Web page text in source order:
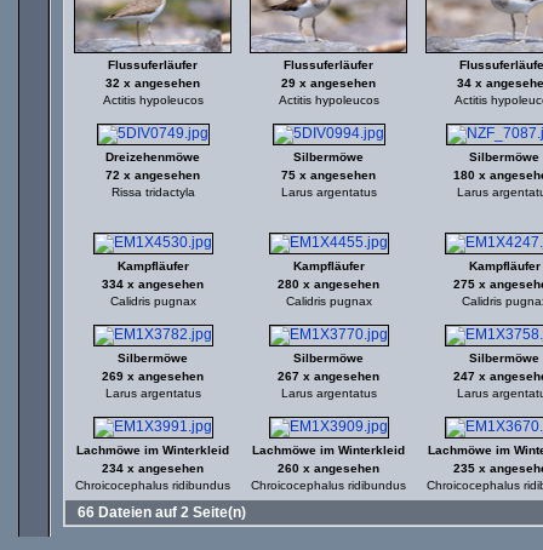
Flussuferläufer
32 x angesehen
Actitis hypoleucos
Flussuferläufer
29 x angesehen
Actitis hypoleucos
34 x
Actitis
Dreizehenmöwe
72 x angesehen
Rissa tridactyla
Silbermöwe
75 x angesehen
Larus argentatus
Silbermöwe
180 x
Larus
Kampfläufer
334 x angesehen
Calidris pugnax
Kampfläufer
280 x angesehen
Calidris pugnax
Kampfläufer
275 x
Calidris
Silbermöwe
269 x angesehen
Larus argentatus
Silbermöwe
267 x angesehen
Larus argentatus
Silbermöwe
247 x
Larus
Lachmöwe im Winterkleid
234 x angesehen
Chroicocephalus ridibundus
Lachmöwe im Winterkleid
260 x angesehen
Chroicocephalus ridibundus
Lachmöwe im
235 x
Chroicocephalus
66 Dateien auf 2 Seite(n)